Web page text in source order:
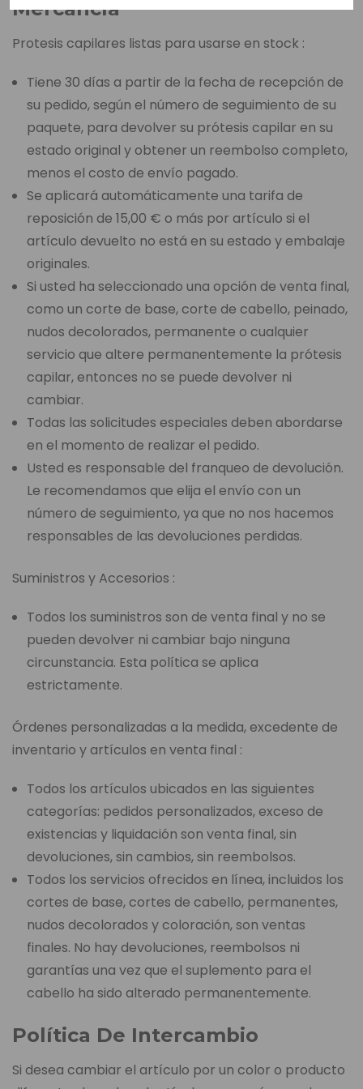
Mercancía
Protesis capilares listas para usarse en stock :
Tiene 30 días a partir de la fecha de recepción de
su pedido, según el número de seguimiento de su
paquete, para devolver su prótesis capilar en su
estado original y obtener un reembolso completo,
menos el costo de envío pagado.
Se aplicará automáticamente una tarifa de
reposición de 15,00 € o más por artículo si el
artículo devuelto no está en su estado y embalaje
originales.
Si usted ha seleccionado una opción de venta final,
como un corte de base, corte de cabello, peinado,
nudos decolorados, permanente o cualquier
servicio que altere permanentemente la prótesis
capilar, entonces no se puede devolver ni
cambiar.
Todas las solicitudes especiales deben abordarse
en el momento de realizar el pedido.
Usted es responsable del franqueo de devolución.
Le recomendamos que elija el envío con un
número de seguimiento, ya que no nos hacemos
responsables de las devoluciones perdidas.
Suministros y Accesorios :
Todos los suministros son de venta final y no se
pueden devolver ni cambiar bajo ninguna
circunstancia. Esta política se aplica
estrictamente.
Órdenes personalizadas a la medida, excedente de
inventario y artículos en venta final :
Todos los artículos ubicados en las siguientes
categorías: pedidos personalizados, exceso de
existencias y liquidación son venta final, sin
devoluciones, sin cambios, sin reembolsos.
Todos los servicios ofrecidos en línea, incluidos los
cortes de base, cortes de cabello, permanentes,
nudos decolorados y coloración, son ventas
finales. No hay devoluciones, reembolsos ni
garantías una vez que el suplemento para el
cabello ha sido alterado permanentemente.
Política De Intercambio
Si desea cambiar el artículo por un color o producto